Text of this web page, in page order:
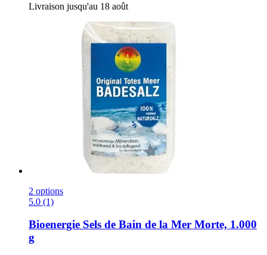
Livraison jusqu'au 18 août
2 options
5.0 (1)
Bioenergie Sels de Bain de la Mer Morte, 1.000
g